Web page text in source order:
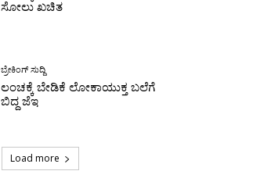
ಸೋಲು ಖಚಿತ
ಬ್ರೇಕಿಂಗ್ ಸುದ್ದಿ
ಲಂಚಕ್ಕೆ ಬೇಡಿಕೆ ಲೋಕಾಯುಕ್ತ ಬಲೆಗೆ
ಬಿದ್ದ ಜೆಇ
Load more